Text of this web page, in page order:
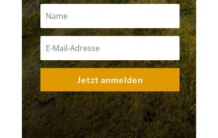
Jetzt anmelden